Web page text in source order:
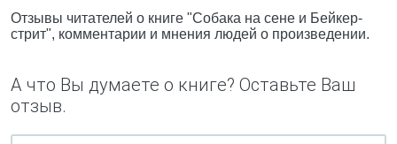
Отзывы читателей о книге "Собака на сене и Бейкер-
стрит", комментарии и мнения людей о произведении.
А что Вы думаете о книге? Оставьте Ваш
отзыв.